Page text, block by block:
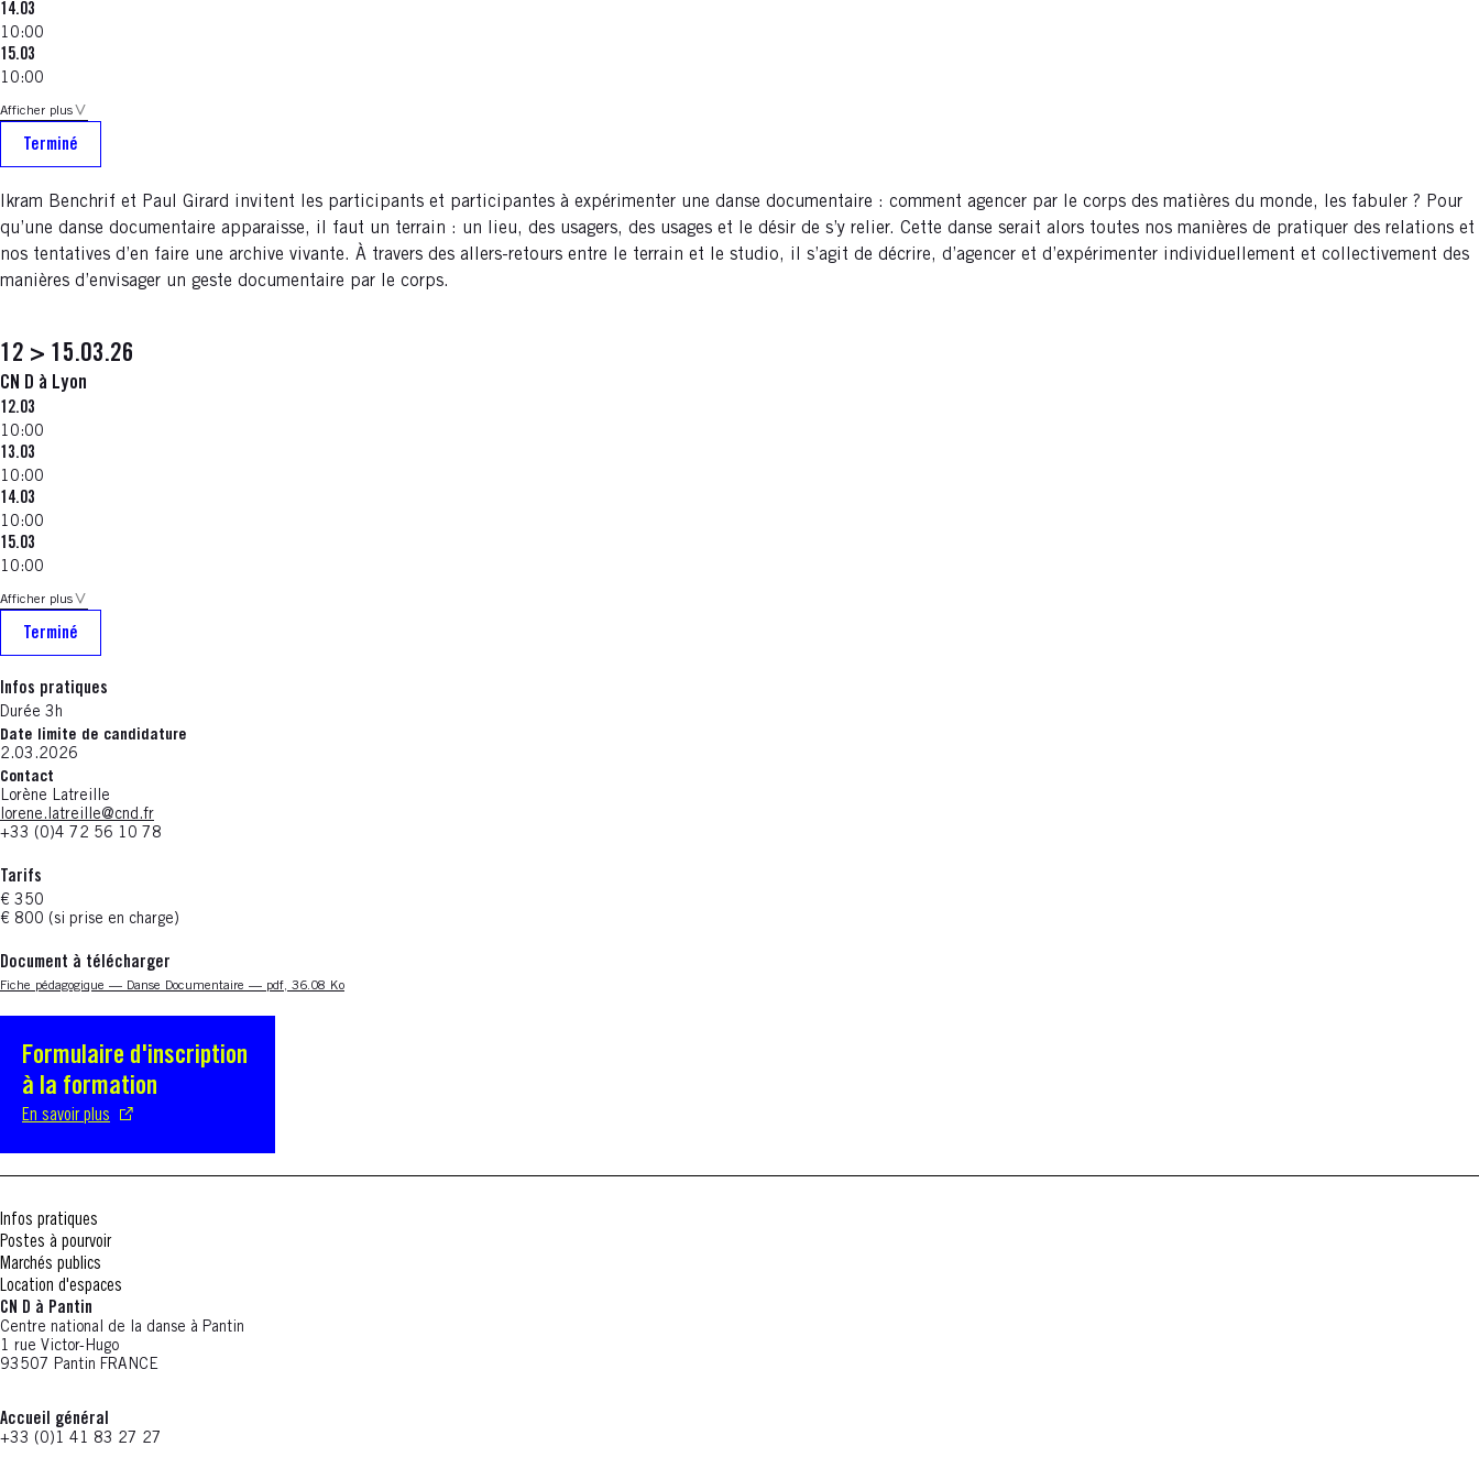
14.03
10:00
15.03
10:00
Afficher plus
Terminé
Ikram Benchrif et Paul Girard invitent les participants et participantes à expérimenter une danse documentaire : comment agencer par le corps des matières du monde, les fabuler ? Pour
qu’une danse documentaire apparaisse, il faut un terrain : un lieu, des usagers, des usages et le désir de s’y relier. Cette danse serait alors toutes nos manières de pratiquer des relations et
nos tentatives d’en faire une archive vivante. À travers des allers-retours entre le terrain et le studio, il s’agit de décrire, d’agencer et d’expérimenter individuellement et collectivement des
manières d’envisager un geste documentaire par le corps.
12 > 15.03.26
CN D à Lyon
12.03
10:00
13.03
10:00
14.03
10:00
15.03
10:00
Afficher plus
Terminé
Infos pratiques
Durée 3h
Date limite de candidature
2.03.2026
Contact
Lorène Latreille
lorene.latreille@cnd.fr
+33 (0)4 72 56 10 78
Tarifs
€ 350
€ 800 (si prise en charge)
Document à télécharger
Nouvelle fenêtre
Fiche pédagogique — Danse Documentaire — pdf, 36.08 Ko
Formulaire d'inscription
à la formation
En savoir plus
S'ouvre dans une nouvelle fenêtre
Infos pratiques
Postes à pourvoir
Marchés publics
Location d'espaces
CN D à Pantin
Centre national de la danse à Pantin
1 rue Victor-Hugo
93507 Pantin FRANCE
Accueil général
+33 (0)1 41 83 27 27